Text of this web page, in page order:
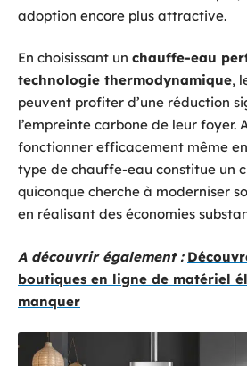
adoption encore plus attractive.
En choisissant un chauffe-eau
technologie thermodynamique,
peuvent profiter d’une réduction
l’empreinte carbone de leur foyer.
fonctionner efficacement même
type de chauffe-eau constitue un
quiconque cherche à moderniser
en réalisant des économies
A découvrir également :
boutiques en ligne de matériel
manquer